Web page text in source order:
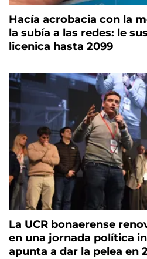
Hacía acrobacia con la
la subía a las redes: le
licenica hasta 2099
La UCR bonaerense
en una jornada política
apunta a dar la pelea en